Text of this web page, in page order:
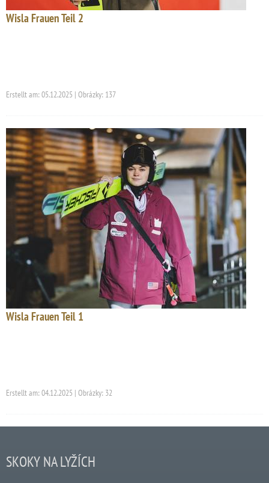
Wisla Frauen Teil 2
Erstellt am: 05.12.2025 | Obrázky: 137
Wisla Frauen Teil 1
Erstellt am: 04.12.2025 | Obrázky: 32
SKOKY NA LYŽÍCH